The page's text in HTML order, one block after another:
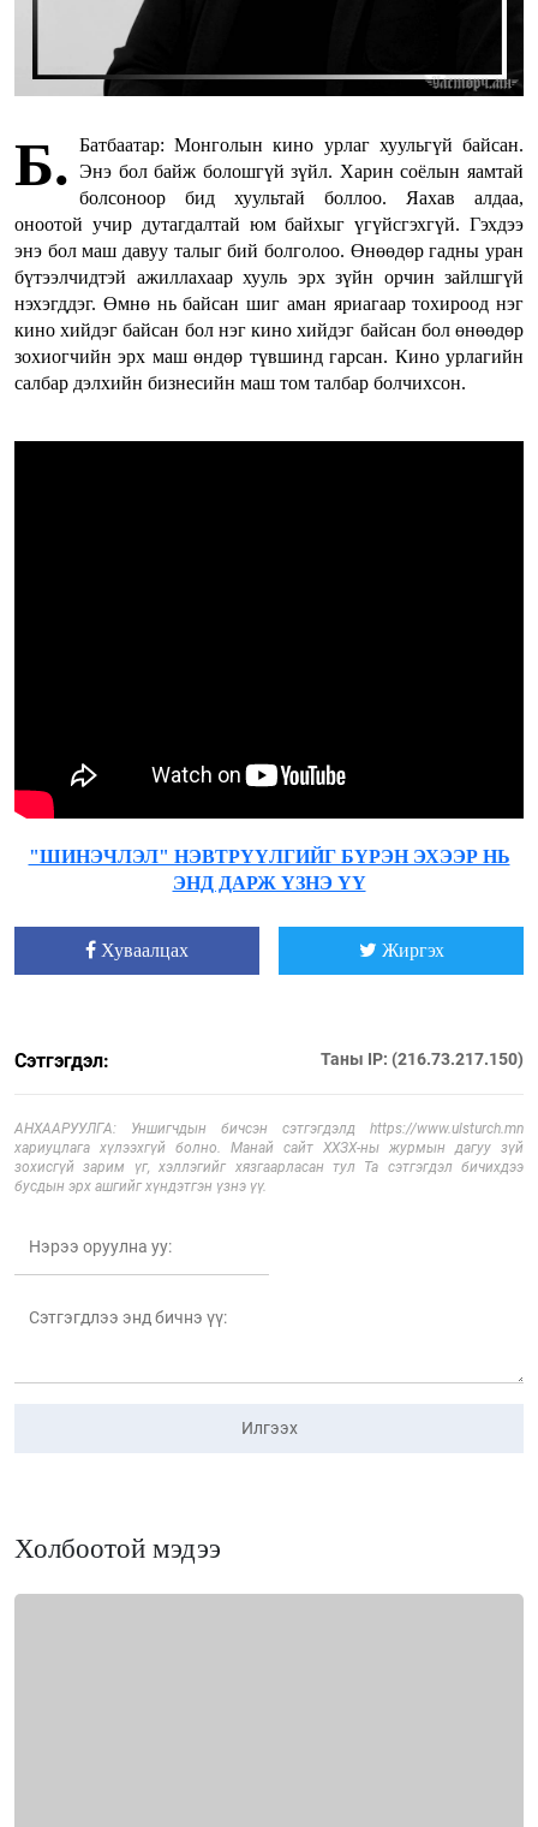
Б. Батбаатар: Монголын кино урлаг хуульгүй байсан.
Энэ бол байж болошгүй зүйл. Харин соёлын яамтай
болсоноор бид хуультай боллоо. Яахав алдаа,
оноотой учир дутагдалтай юм байхыг үгүйсгэхгүй. Гэхдээ
энэ бол маш давуу талыг бий болголоо. Өнөөдөр гадны уран
бүтээлчидтэй ажиллахаар хууль эрх зүйн орчин зайлшгүй
нэхэгддэг. Өмнө нь байсан шиг аман яриагаар тохироод нэг
кино хийдэг байсан бол нэг кино хийдэг байсан бол өнөөдөр
зохиогчийн эрх маш өндөр түвшинд гарсан. Кино урлагийн
салбар дэлхийн бизнесийн маш том талбар болчихсон.
"ШИНЭЧЛЭЛ" НЭВТРҮҮЛГИЙГ БҮРЭН ЭХЭЭР НЬ
ЭНД ДАРЖ ҮЗНЭ ҮҮ
Хуваалцах Жиргэх
Сэтгэгдэл: Таны IP: (216.73.217.150)
АНХААРУУЛГА: Уншигчдын бичсэн сэтгэгдэлд https://www.ulsturch.mn
хариуцлага хүлээхгүй болно. Манай сайт ХХЗХ-ны журмын дагуу зүй
зохисгүй зарим үг, хэллэгийг хязгаарласан тул Та сэтгэгдэл бичихдээ
бусдын эрх ашгийг хүндэтгэн үзнэ үү.
Илгээх
Холбоотой мэдээ